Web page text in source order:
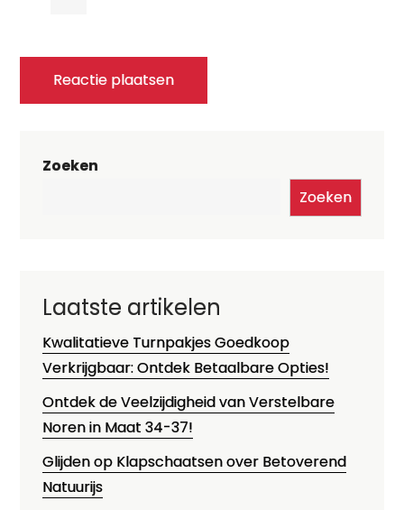
Zoeken
Zoeken
Laatste artikelen
Kwalitatieve Turnpakjes Goedkoop
Verkrijgbaar: Ontdek Betaalbare Opties!
Ontdek de Veelzijdigheid van Verstelbare
Noren in Maat 34-37!
Glijden op Klapschaatsen over Betoverend
Natuurijs